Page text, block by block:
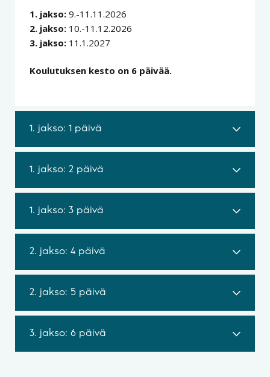
1. jakso: 9.-11.11.2026
2. jakso: 10.-11.12.2026
3. jakso: 11.1.2027
Koulutuksen kesto on 6 päivää.
1. jakso: 1 päivä
1. jakso: 2 päivä
1. jakso: 3 päivä
2. jakso: 4 päivä
2. jakso: 5 päivä
3. jakso: 6 päivä